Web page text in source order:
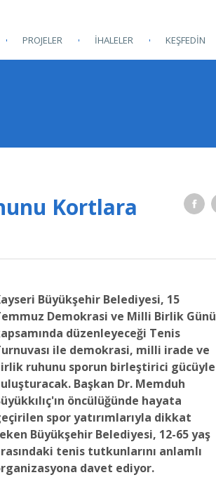
PROJELER İHALELER KEŞFEDİN
Kortlara
Büyükşehir Belediyesi, 15
Demokrasi ve Milli Birlik Günü
düzenleyeceği Tenis
ile demokrasi, milli irade ve
ruhunu sporun birleştirici gücüyle
Başkan Dr. Memduh
öncülüğünde hayata
spor yatırımlarıyla dikkat
Büyükşehir Belediyesi, 12-65 yaş
tenis tutkunlarını anlamlı
davet ediyor.